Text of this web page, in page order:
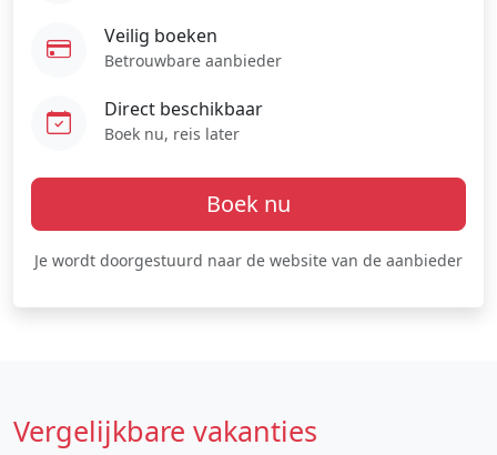
Veilig boeken
Betrouwbare aanbieder
Direct beschikbaar
Boek nu, reis later
Boek nu
Je wordt doorgestuurd naar de website van de aanbieder
Vergelijkbare vakanties